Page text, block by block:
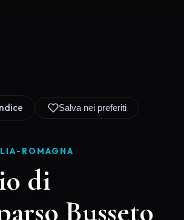
Salva nei preferiti
ROMAGNA
di
Busseto